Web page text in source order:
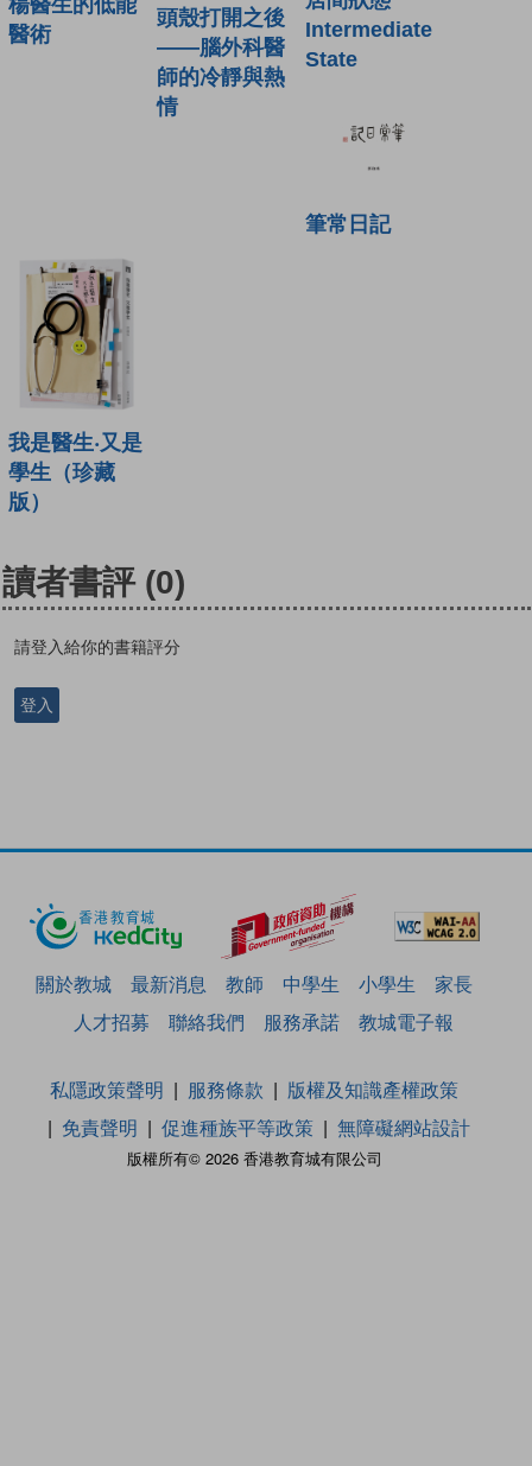
楊醫生的低能
醫術
頭殼打開之後
——腦外科醫
師的冷靜與熱
情
Intermediate
State
筆常日記
我是醫生‧又是
學生（珍藏
版）
讀者書評 (0)
請登入給你的書籍評分
登入
關於教城 最新消息 教師 中學生 小學生
家長
人才招募
聯絡我們 服務承諾 教城電子報
版權所有© 2026 香港教育城有限公司
私隱政策聲明 服務條款
版權及知識產權政策
免責聲明
促進種族平等政策 無障礙網站設計